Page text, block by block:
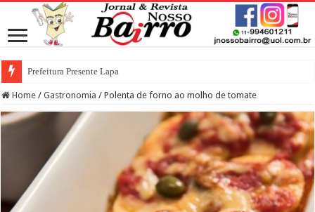
Prefeitura Presente Lapa
Home / Gastronomia / Polenta de forno ao molho de tomate